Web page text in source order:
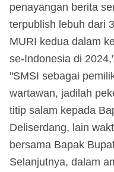
penayangan berita
terpublish lebuh dari
MURI kedua dalam
se-Indonesia di
"SMSI sebagai
wartawan, jadilah
titip salam kepada
Deliserdang, lain
bersama Bapak
Selanjutnya, dalam